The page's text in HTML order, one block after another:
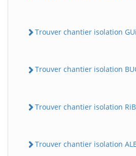
Trouver chantier isolation
Trouver chantier isolation
Trouver chantier isolation
Trouver chantier isolation